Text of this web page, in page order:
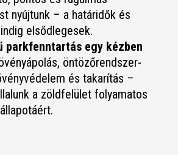
nyújtunk – a határidők és
elsődlegesek.
parkfenntartás egy kézben
öntözőrendszer-
és takarítás –
a zöldfelület folyamatos